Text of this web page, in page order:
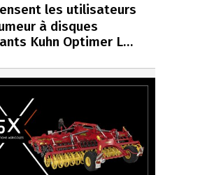
les utilisateurs
à disques
Kuhn Optimer L…